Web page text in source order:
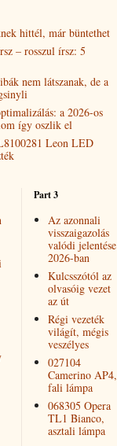
hittél, már büntethet
– rosszul írsz: 5
nem látszanak, de a
a 2026-os
így oszlik el
Leon LED
Part 3
Az azonnali
visszaigazolás
valódi jelentése
2026-ban
Kulcsszótól az
olvasóig vezet
az út
Régi vezeték
világít, mégis
veszélyes
027104
Camerino AP4,
fali lámpa
068305 Opera
TL1 Bianco,
asztali lámpa